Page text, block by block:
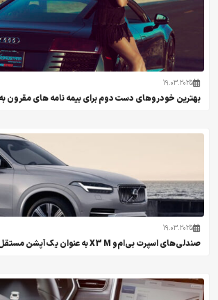
19.03.2025
بهترین خودروهای دست دوم برای بیمه نامه های مقرون
19.03.2025
صندلی‌های اسپرت بی‌ام‌و X3 M به عنوان یک آپشن مستقل در دسترس هستند